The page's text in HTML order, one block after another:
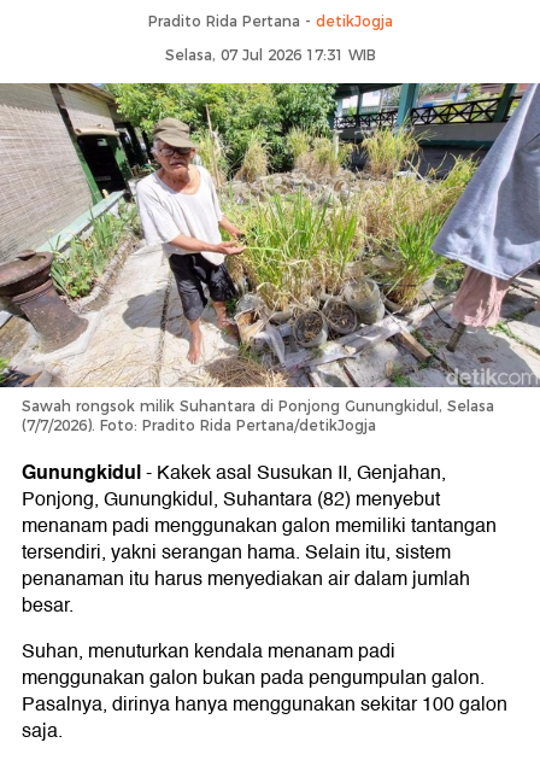
Pradito Rida Pertana - detikJogja
Selasa, 07 Jul 2026 17:31 WIB
Sawah rongsok milik Suhantara di Ponjong Gunungkidul, Selasa
(7/7/2026). Foto: Pradito Rida Pertana/detikJogja
Gunungkidul-Kakek asal Susukan II, Genjahan,
Ponjong, Gunungkidul, Suhantara (82) menyebut
menanam padi menggunakan galon memiliki tantangan
tersendiri, yakni serangan hama. Selain itu, sistem
penanaman itu harus menyediakan air dalam jumlah
besar.
Suhan, menuturkan kendala menanam padi
menggunakan galon bukan pada pengumpulan galon.
Pasalnya, dirinya hanya menggunakan sekitar 100 galon
saja.